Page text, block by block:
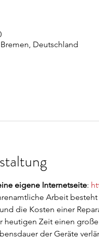
Deutschland
eigene Internetseite:
Arbeit
die Kosten einer
heutigen Zeit einen
der Geräte